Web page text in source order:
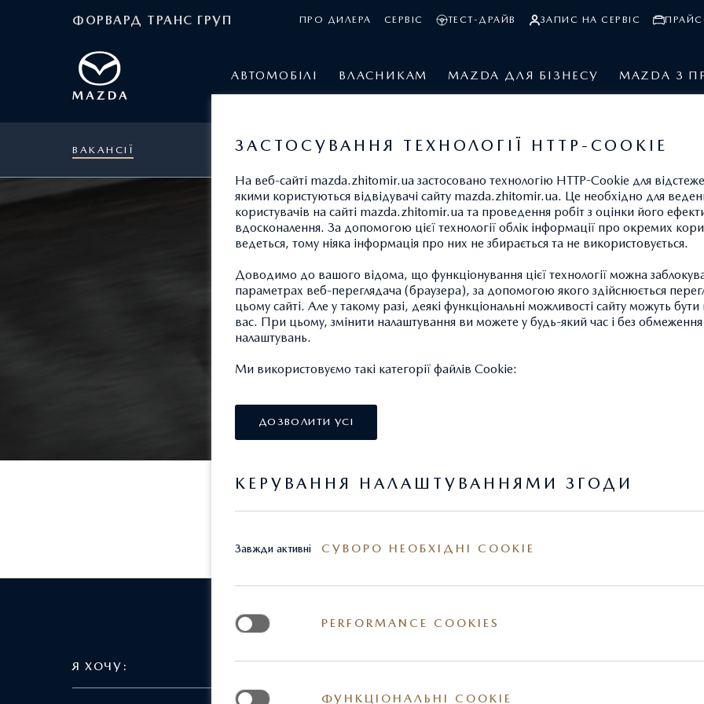
ФОРВАРД ТРАНС ГРУП ПРО ДИЛЕРА СЕРВІС ТЕСТ-ДРАЙВ ЗАПИС НА СЕРВІС
АВТОМОБІЛІ ВЛАСНИКАМ MAZDA ДЛЯ БІЗНЕСУ MAZDA З
ВАКАНСІЇ
ВАКАНСІЇ
Я ХОЧУ: ДІЗНАТИСЬ ПРО: КОРИСНО ЗНАТИ:
ЗАСТОСУВАННЯ ТЕХНОЛОГІЇ HTTP-COOKIE
На веб-сайті mazda.zhitomir.ua застосовано технологію HTTP-Cookie для
якими користуються відвідувачі сайту mazda.zhitomir.ua. Це необхідно для
користувачів на сайті mazda.zhitomir.ua та проведення робіт з оцінки його
вдосконалення. За допомогою цієї технології облік інформації про окремих
ведеться, тому ніяка інформація про них не збирається та не використовується.
Доводимо до вашого відома, що функціонування цієї технології можна
параметрах веб-переглядача (браузера), за допомогою якого здійснюється
цьому сайті. Але у такому разі, деякі функціональні можливості сайту можуть
вас. При цьому, змінити налаштування ви можете у будь-який час і без обмеження
налаштувань.
Ми використовуємо такі категорії файлів Cookie:
ДОЗВОЛИТИ УСІ
КЕРУВАННЯ НАЛАШТУВАННЯМИ ЗГОДИ
Завжди активні СУВОРО НЕОБХІДНІ COOKIE
PERFORMANCE COOKIES
ФУНКЦІОНАЛЬНІ COOKIE